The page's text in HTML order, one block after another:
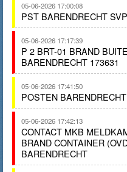
05-06-2026 17:00:08
PST BARENDRECHT SVP
05-06-2026 17:17:39
P 2 BRT-01 BRAND
BARENDRECHT 173631
05-06-2026 17:41:50
POSTEN
05-06-2026 17:42:13
CONTACT MKB
BRAND CONTAINER
BARENDRECHT